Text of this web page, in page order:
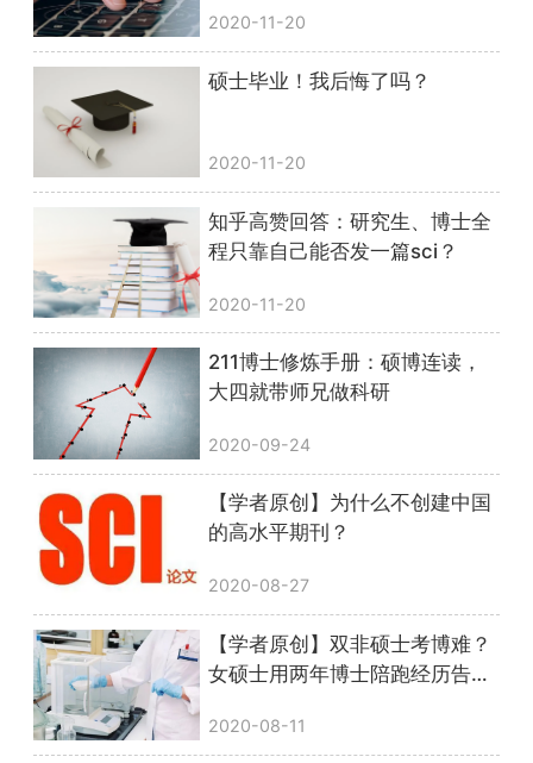
2020-11-20
硕士毕业！我后悔了吗？
2020-11-20
知乎高赞回答：研究生、博士全
程只靠自己能否发一篇sci？
2020-11-20
211博士修炼手册：硕博连读，
大四就带师兄做科研
2020-09-24
【学者原创】为什么不创建中国
的高水平期刊？
2020-08-27
【学者原创】双非硕士考博难？
女硕士用两年博士陪跑经历告诉
2020-08-11